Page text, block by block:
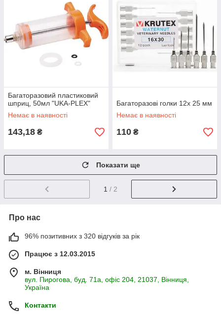
Багаторазовий пластиковий
шприц, 50мл "UKA-PLEX"
Немає в наявності
143,18 ₴
Багаторазові голки 12х 25 мм
Немає в наявності
110 ₴
Показати ще
1 / 2
Про нас
96% позитивних з 320 відгуків за рік
Працює з 12.03.2015
м. Вінниця
вул. Пирогова, буд. 71а, офіс 204, 21037, Вінниця,
Україна
Контакти